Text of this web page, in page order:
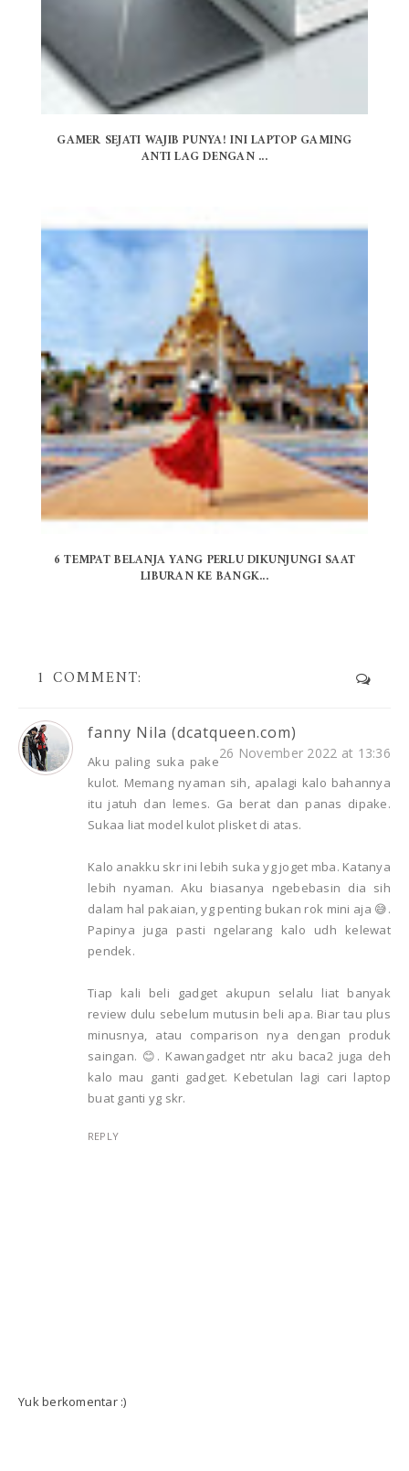
GAMER SEJATI WAJIB PUNYA! INI LAPTOP GAMING
ANTI LAG DENGAN ...
6 TEMPAT BELANJA YANG PERLU DIKUNJUNGI SAAT
LIBURAN KE BANGK...
1 COMMENT:
fanny Nila (dcatqueen.com)
26 November 2022 at 13:36
Aku paling suka pake
kulot. Memang nyaman sih, apalagi kalo bahannya
itu jatuh dan lemes. Ga berat dan panas dipake.
Sukaa liat model kulot plisket di atas.
Kalo anakku skr ini lebih suka yg joget mba. Katanya
lebih nyaman. Aku biasanya ngebebasin dia sih
dalam hal pakaian, yg penting bukan rok mini aja 😅.
Papinya juga pasti ngelarang kalo udh kelewat
pendek.
Tiap kali beli gadget akupun selalu liat banyak
review dulu sebelum mutusin beli apa. Biar tau plus
minusnya, atau comparison nya dengan produk
saingan. 😊. Kawangadget ntr aku baca2 juga deh
kalo mau ganti gadget. Kebetulan lagi cari laptop
buat ganti yg skr.
REPLY
Yuk berkomentar :)